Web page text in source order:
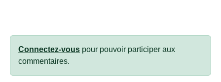
Connectez-vous pour pouvoir participer aux
commentaires.